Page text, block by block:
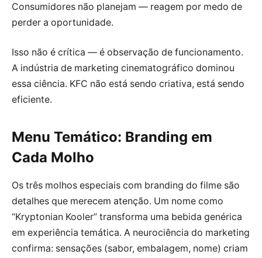
Consumidores não planejam — reagem por medo de
perder a oportunidade.
Isso não é crítica — é observação de funcionamento.
A indústria de marketing cinematográfico dominou
essa ciência. KFC não está sendo criativa, está sendo
eficiente.
Menu Temático: Branding em
Cada Molho
Os três molhos especiais com branding do filme são
detalhes que merecem atenção. Um nome como
“Kryptonian Kooler” transforma uma bebida genérica
em experiência temática. A neurociência do marketing
confirma: sensações (sabor, embalagem, nome) criam